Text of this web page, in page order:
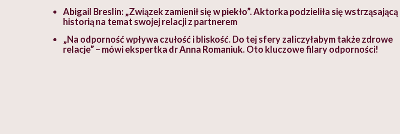
Abigail Breslin: „Związek zamienił się w piekło”. Aktorka podzieliła się wstrząsającą
historią na temat swojej relacji z partnerem
„Na odporność wpływa czułość i bliskość. Do tej sfery zaliczyłabym także zdrowe
relacje” – mówi ekspertka dr Anna Romaniuk. Oto kluczowe filary odporności!